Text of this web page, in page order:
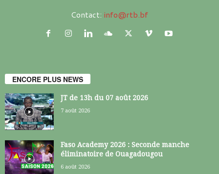
Contact: info@rtb.bf
ENCORE PLUS NEWS
JT de 13h du 07 août 2026
7 août 2026
Faso Academy 2026 : Seconde manche
éliminatoire de Ouagadougou
6 août 2026